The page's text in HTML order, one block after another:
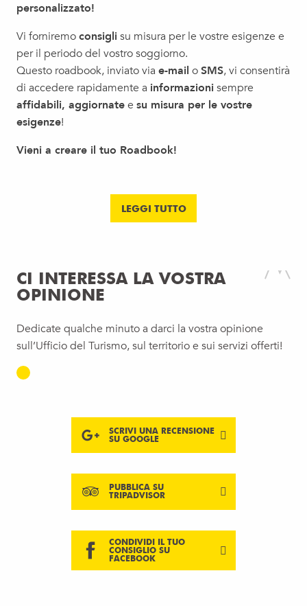
personalizzato!
Vi forniremoconsiglisu misura per le vostre esigenze e
per il periodo del vostro soggiorno.
Questo roadbook, inviato via e-mail oSMS, vi consentirà
di accedere rapidamente a informazionisempre
affidabili, aggiornatee su misura per le vostre
esigenze!
Vieni a creare il tuo Roadbook!
LEGGI TUTTO
CI INTERESSA LA VOSTRA
OPINIONE
Dedicate qualche minuto a darci la vostra opinione
sull’Ufficio del Turismo, sul territorio e sui servizi offerti!
SCRIVI UNA RECENSIONE
SU GOOGLE
PUBBLICA SU
TRIPADVISOR
CONDIVIDI IL TUO
CONSIGLIO SU
FACEBOOK